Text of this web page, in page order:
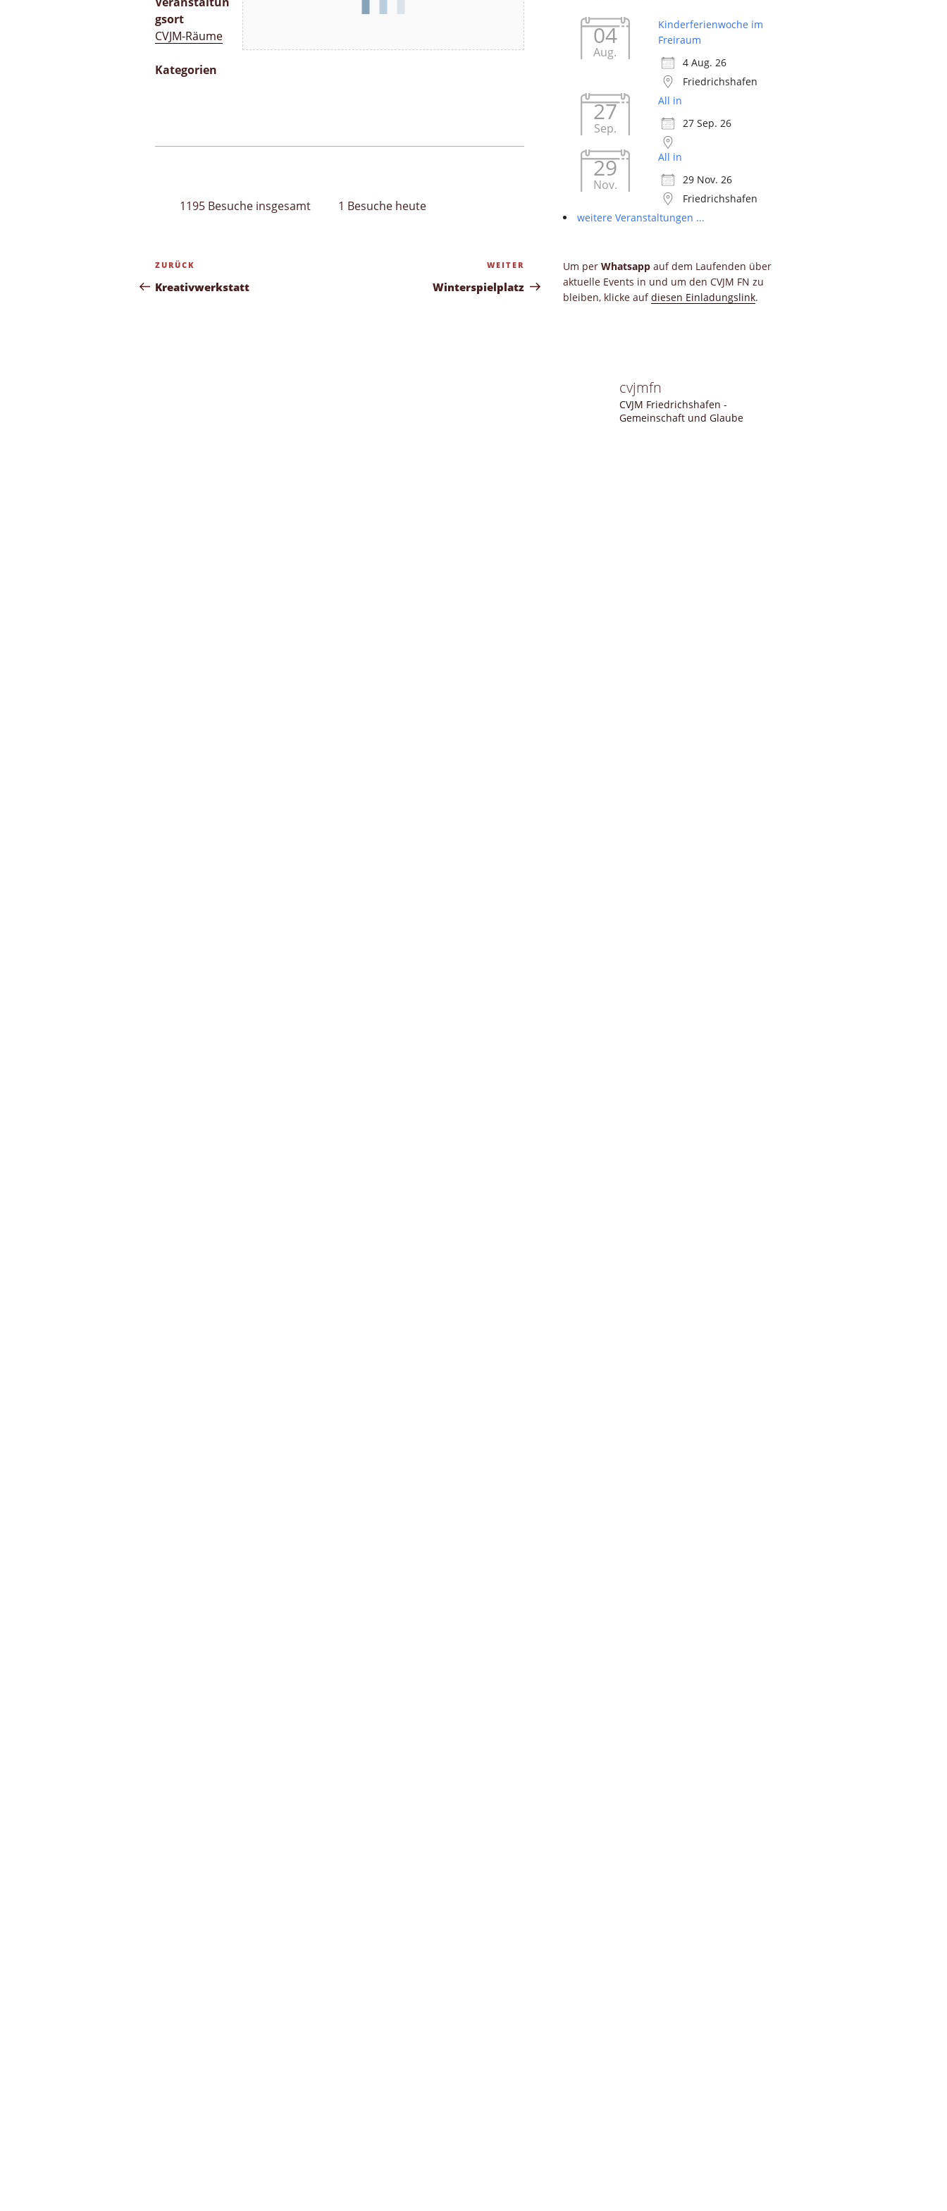
gsort
CVJM-Räume
Kategorien
1195 Besuche insgesamt 1 Besuche heute
Beitragsnavigation
Vorheriger
Beitrag
ZURÜCK
Kreativwerkstatt
Nächster
Beitrag
WEITER
Winterspielplatz
04
Aug.
Kinderferienwoche im
Freiraum
4 Aug. 26
Friedrichshafen
27
Sep.
All in
27 Sep. 26
29
Nov.
All in
29 Nov. 26
Friedrichshafen
weitere Veranstaltungen ...
Um per Whatsappauf dem Laufenden über
aktuelle Events in und um den CVJM FN zu
bleiben, klicke aufdiesen Einladungslink.
cvjmfn
CVJM Friedrichshafen -
Gemeinschaft und Glaube